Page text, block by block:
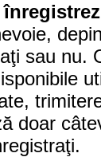
sau nu.
doar